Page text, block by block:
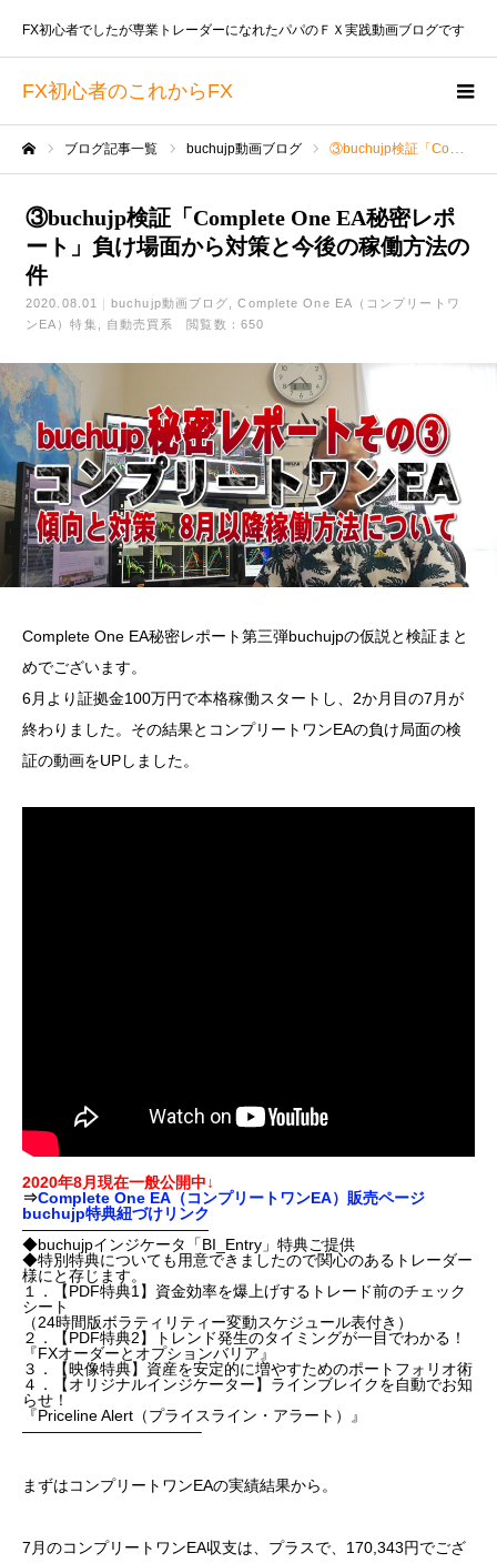
FX初心者のこれからFX
FX初心者でしたが専業トレーダーになれたパパのＦＸ実践動画ブログです
ブログ記事一覧 buchujp動画ブログ ③buchujp検証「Complete One EA秘密レポート」負け場面から対策と今後の稼働方法の件
③buchujp検証「Complete One EA秘密レポ
ート」負け場面から対策と今後の稼働方法の
件
2020.08.01 buchujp動画ブログ
Complete One EA（コンプリートワ
ンEA）特集
自動売買系 閲覧数：650
Complete One EA秘密レポート第三弾buchujpの仮説と検証まと
めでございます。
6月より証拠金100万円で本格稼働スタートし、2か月目の7月が
終わりました。その結果とコンプリートワンEAの負け局面の検
証の動画をUPしました。
2020年8月現在一般公開中↓
⇒Complete One EA（コンプリートワンEA）販売ページ
buchujp特典紐づけリンク
————————————
◆buchujpインジケータ「BI_Entry」特典ご提供
◆特別特典についても用意できましたので関心のあるトレーダー
様にと存じます。
１．【PDF特典1】資金効率を爆上げするトレード前のチェック
シート
（24時間版ボラティリティー変動スケジュール表付き）
２．【PDF特典2】トレンド発生のタイミングが一目でわかる！
『FXオーダーとオプションバリア』
３．【映像特典】資産を安定的に増やすためのポートフォリオ術
４．【オリジナルインジケーター】ラインブレイクを自動でお知
らせ！
『Priceline Alert（プライスライン・アラート）』
———————————–
まずはコンプリートワンEAの実績結果から。
7月のコンプリートワンEA収支は、プラスで、170,343円でござ